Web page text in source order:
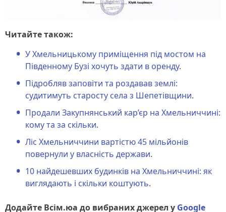
Читайте також:
У Хмельницькому приміщення під мостом на
Південному Бузі хочуть здати в оренду.
Підробляв заповіти та роздавав землі:
судитимуть старосту села з Шепетівщини.
Продали Закупнянський кар’єр на Хмельниччині:
кому та за скільки.
Ліс Хмельниччини вартістю 45 мільйонів
повернули у власність держави.
10 найдешевших будинків на Хмельниччині: як
виглядають і скільки коштують.
Додайте Всім.юа до вибраних джерел у Google